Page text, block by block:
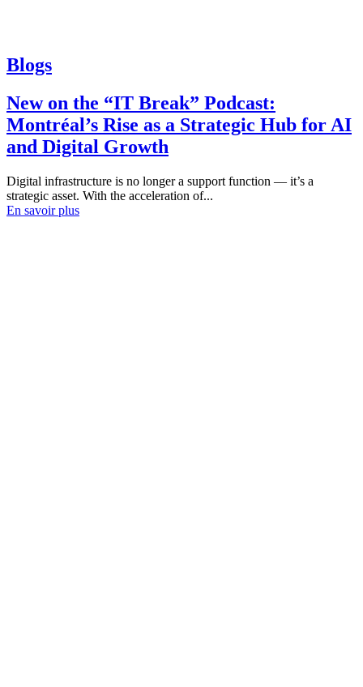
Blogs
New on the “IT Break” Podcast:
Montréal’s Rise as a Strategic Hub for AI
and Digital Growth
Digital infrastructure is no longer a support function — it’s a
strategic asset. With the acceleration of...
En savoir plus